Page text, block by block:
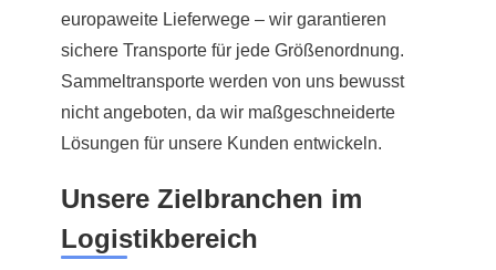
europaweite Lieferwege – wir garantieren
sichere Transporte für jede Größenordnung.
Sammeltransporte werden von uns bewusst
nicht angeboten, da wir maßgeschneiderte
Lösungen für unsere Kunden entwickeln.
Unsere Zielbranchen im
Logistikbereich